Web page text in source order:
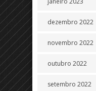
dezembro 2022
novembro 2022
outubro 2022
setembro 2022